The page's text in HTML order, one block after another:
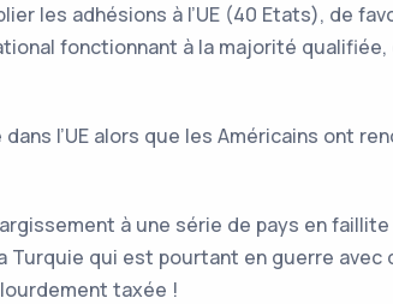
les adhésions à l’UE (40 Etats), de
fonctionnant à la majorité
l’UE alors que les Américains ont
à une série de pays en faillite
Turquie qui est pourtant en guerre avec
taxée !